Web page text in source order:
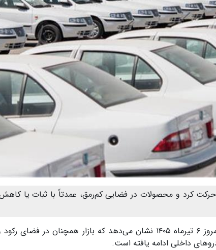
قیمت‌ها حرکت کرد و محصولات در فضایی کم‌رمق، عمدتاً با ثبات یا
از خبرآنلاین، بررسی قیمت خودرو امروز ۶ تیرماه ۱۴۰۵ نشان می‌دهد که بازار همچنان در
داخلی ادامه یافته است.